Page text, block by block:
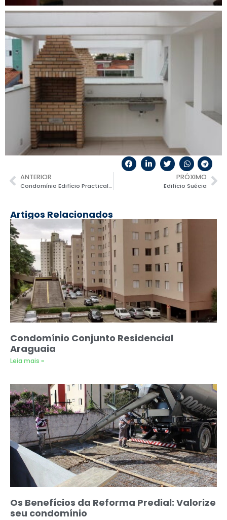
ANTERIOR
Condomínio Edifício Practical Life Brooklin
PRÓXIMO
Edifício Suécia
Artigos Relacionados
Condomínio Conjunto Residencial
Araguaia
Leia mais »
Os Benefícios da Reforma Predial: Valorize
seu condomínio